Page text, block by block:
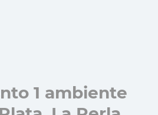
1 ambiente